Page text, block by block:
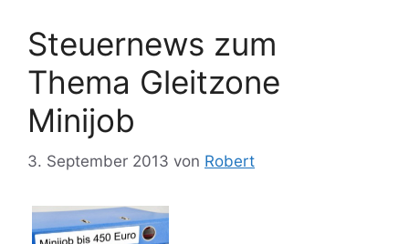
Steuernews zum
Thema Gleitzone
Minijob
3. September 2013 von Robert